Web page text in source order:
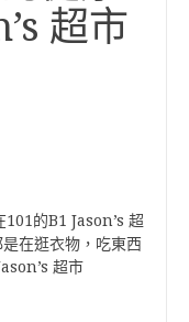
超市
101 的B1 Jason’s 超
是在逛衣物，吃東西
超市